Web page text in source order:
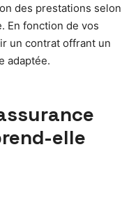
des prestations selon
En fonction de vos
un contrat offrant un
adaptée.
elle